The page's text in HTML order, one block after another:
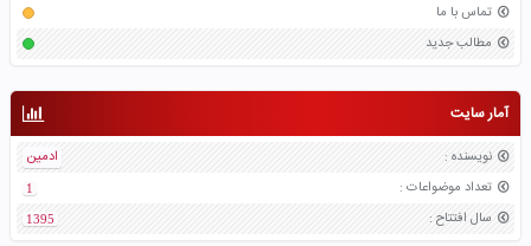
تماس با ما
مطالب جدید
آمار سایت
نویسنده :
ادمین
تعداد موضواعات :
1
سال افتتاح :
1395